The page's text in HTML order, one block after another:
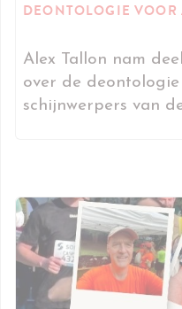
DEONTOLOGIE VOOR
Alex Tallon nam
over de
schijnwerpers van